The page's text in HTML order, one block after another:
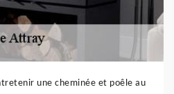
une cheminée et poêle au